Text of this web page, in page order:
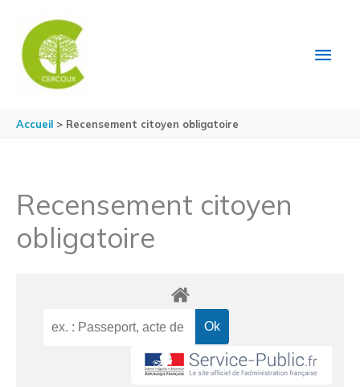
Accueil Recensement citoyen obligatoire
Recensement citoyen
obligatoire